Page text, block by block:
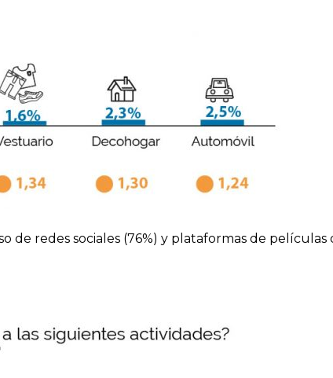
de redes sociales (76%) y plataformas de películas